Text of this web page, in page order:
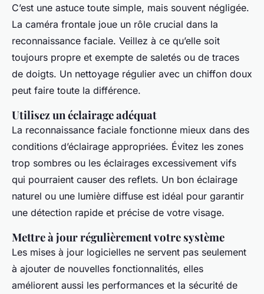
C’est une astuce toute simple, mais souvent négligée.
La caméra frontale joue un rôle crucial dans la
reconnaissance faciale. Veillez à ce qu’elle soit
toujours propre et exempte de saletés ou de traces
de doigts. Un nettoyage régulier avec un chiffon doux
peut faire toute la différence.
Utilisez un éclairage adéquat
La reconnaissance faciale fonctionne mieux dans des
conditions d’éclairage appropriées. Évitez les zones
trop sombres ou les éclairages excessivement vifs
qui pourraient causer des reflets. Un bon éclairage
naturel ou une lumière diffuse est idéal pour garantir
une détection rapide et précise de votre visage.
Mettre à jour régulièrement votre système
Les mises à jour logicielles ne servent pas seulement
à ajouter de nouvelles fonctionnalités, elles
améliorent aussi les performances et la sécurité de